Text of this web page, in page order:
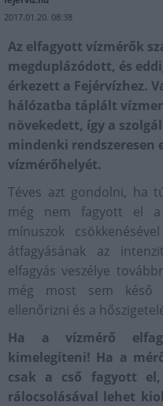
2017.01.20. 08:38
Az elfagyott vízmérők
megduplázódott, és
érkezett a Fejérvízhez.
hálózatba táplált
növekedett, így a
mindenki rendszeresen
vízmérőhelyét.
Téves azt gondolni, ha
még nem fagyott el a
mínuszok
átfagyásának az
elfagyás veszélye
még most sem késő
ellenőrizni és a
Ha a vízmérő
kimelegíteni! Ha a
csak a cső fagyott
rálocsolásával lehet